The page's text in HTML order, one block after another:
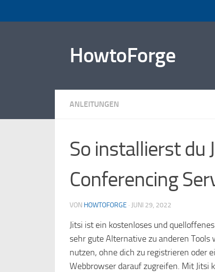
HowtoForge
ANLEITUNGEN
So installierst du
Conferencing
VON HOWTOFORGE · JUNI 29, 2022
Jitsi ist ein kostenloses und
sehr gute Alternative zu anderen Tools
nutzen, ohne dich zu registrieren oder
Webbrowser darauf zugreifen. Mit Jitsi